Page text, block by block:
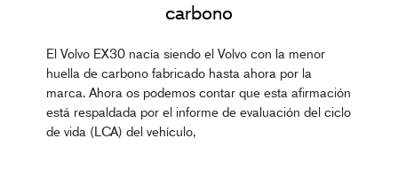
carbono
El Volvo EX30 nacía siendo el Volvo con la menor
huella de carbono fabricado hasta ahora por la
marca. Ahora os podemos contar que esta afirmación
está respaldada por el informe de evaluación del ciclo
de vida (LCA) del vehículo,